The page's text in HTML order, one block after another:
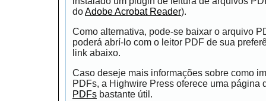
doAdobe Acrobat Reader).
Como alternativa, pode-se baixar o arquivo
poderá abrí-lo com o leitor PDF de sua
link abaixo.
Caso deseje mais informações sobre como
PDFs, a Highwire Press oferece uma página
PDFs bastante útil.